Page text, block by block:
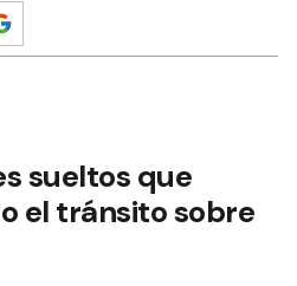
sueltos que
el tránsito sobre